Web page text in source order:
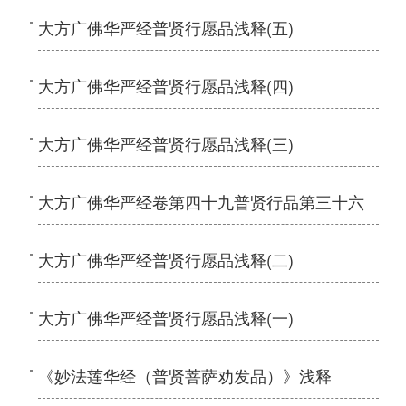
大方广佛华严经普贤行愿品浅释(五)
大方广佛华严经普贤行愿品浅释(四)
大方广佛华严经普贤行愿品浅释(三)
大方广佛华严经卷第四十九普贤行品第三十六
大方广佛华严经普贤行愿品浅释(二)
大方广佛华严经普贤行愿品浅释(一)
《妙法莲华经（普贤菩萨劝发品）》浅释